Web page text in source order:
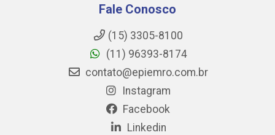
Fale Conosco
(15) 3305-8100
(11) 96393-8174
contato@epiemro.com.br
Instagram
Facebook
Linkedin